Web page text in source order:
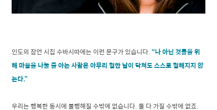
인도의 잠언 시집 수바시따에는 이런 문구가 있습니다. “나 아닌 것들을 위
해 마음을 나눌 줄 아는 사람은 아무리 험한 날이 닥쳐도 스스로 험해지지 않
는다.”
우리는 행복한 동시에 불행해질 수밖에 없습니다. 둘 다 가질 수밖에 없죠.